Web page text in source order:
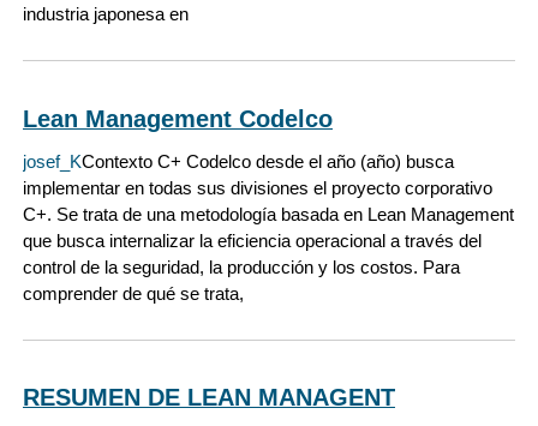
industria japonesa en
Lean Management Codelco
josef_KContexto C+ Codelco desde el año (año) busca
implementar en todas sus divisiones el proyecto corporativo
C+. Se trata de una metodología basada en Lean Management
que busca internalizar la eficiencia operacional a través del
control de la seguridad, la producción y los costos. Para
comprender de qué se trata,
RESUMEN DE LEAN MANAGENT